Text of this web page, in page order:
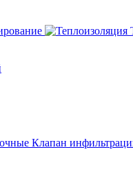
Клапан